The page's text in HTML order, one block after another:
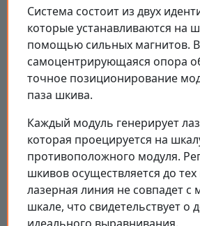
Система состоит из двух
которые устанавливаются на
помощью сильных магнитов.
самоцентрирующаяся опора
точное позиционирование
паза шкива.
Каждый модуль генерирует
которая проецируется на
противоположного модуля.
шкивов осуществляется до
лазерная линия не совпадет с
шкале, что свидетельствует о